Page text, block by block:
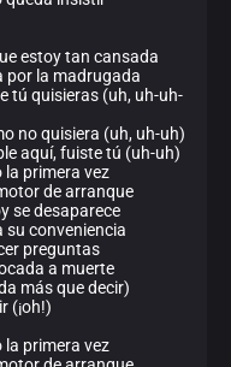
estoy tan cansada
por la madrugada
tú quisieras (uh, uh-uh-
no quisiera (uh, uh-uh)
aquí, fuiste tú (uh-uh)
la primera vez
de arranque
se desaparece
su conveniencia
preguntas
a muerte
más que decir)
(¡oh!)
la primera vez